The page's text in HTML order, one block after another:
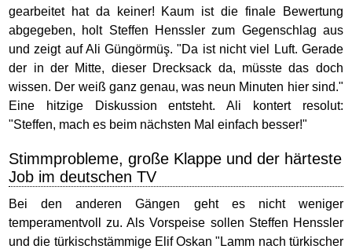
gearbeitet hat da keiner! Kaum ist die finale Bewertung
abgegeben, holt Steffen Henssler zum Gegenschlag aus
und zeigt auf Ali Güngörmüş. "Da ist nicht viel Luft. Gerade
der in der Mitte, dieser Drecksack da, müsste das doch
wissen. Der weiß ganz genau, was neun Minuten hier sind."
Eine hitzige Diskussion entsteht. Ali kontert resolut:
"Steffen, mach es beim nächsten Mal einfach besser!"
Stimmprobleme, große Klappe und der härteste
Job im deutschen TV
Bei den anderen Gängen geht es nicht weniger
temperamentvoll zu. Als Vorspeise sollen Steffen Henssler
und die türkischstämmige Elif Oskan "Lamm nach türkischer